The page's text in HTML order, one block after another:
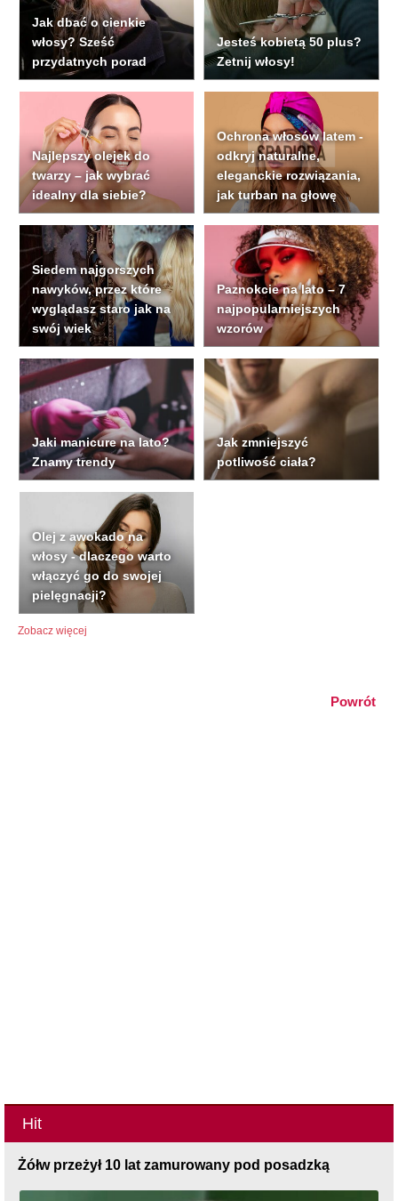
Jak dbać o cienkie
włosy? Sześć
przydatnych porad
Jesteś kobietą 50 plus?
Zetnij włosy!
Najlepszy olejek do
twarzy – jak wybrać
idealny dla siebie?
Ochrona włosów latem -
odkryj naturalne,
eleganckie rozwiązania,
jak turban na głowę
Siedem najgorszych
nawyków, przez które
wyglądasz staro jak na
swój wiek
Paznokcie na lato – 7
najpopularniejszych
wzorów
Jaki manicure na lato?
Znamy trendy
Jak zmniejszyć
potliwość ciała?
Olej z awokado na
włosy - dlaczego warto
włączyć go do swojej
pielęgnacji?
Zobacz więcej
Powrót
Hit
Żółw przeżył 10 lat zamurowany pod posadzką